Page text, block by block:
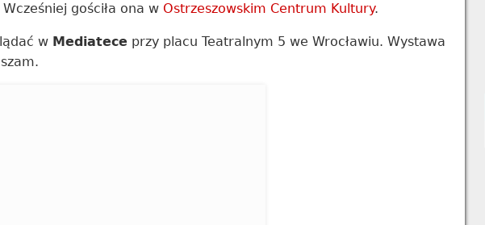
Wcześniej gościła ona w Ostrzeszowskim Centrum Kultury.
w Mediatece przy placu Teatralnym 5 we Wrocławiu. Wystawa